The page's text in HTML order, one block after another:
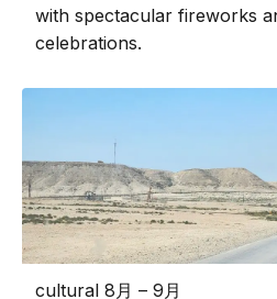
with spectacular fireworks
celebrations.
cultural 8月 – 9月